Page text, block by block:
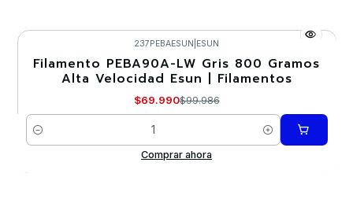
-30%
237PEBAESUN ESUN
Filamento PEBA90A-LW Gris 800 Gramos
Alta Velocidad Esun | Filamentos
$69.990$99.986
Cantidad
Comprar ahora